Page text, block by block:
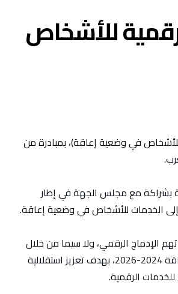
للأشخاص
في وضعية إعاقة)، بمبادرة من
بشراكة مع مجلس الجهة في إطار
إلى الخدمات للأشخاص في وضعية إعاقة.
الإدماج الرقمي، ولا سيما من خلال
برنامج التنمية الجهوية 2022-2027 وإعداد المخطط الجهوي للإعاقة 2024-2026، بهدف تعزيز استقلالية
الرقمية.